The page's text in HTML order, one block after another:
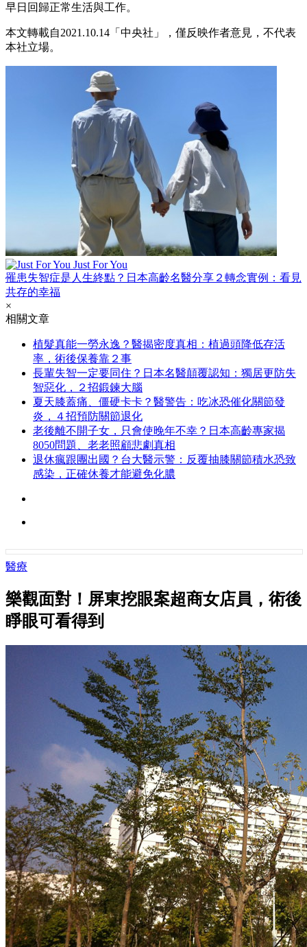
早日回歸正常生活與工作。
本文轉載自2021.10.14「中央社」，僅反映作者意見，不代表
本社立場。
Just For You
罹患失智症是人生終點？日本高齡名醫分享２轉念實例：看見
共存的幸福
×
相關文章
植髮真能一勞永逸？醫揭密度真相：植過頭降低存活
率，術後保養靠２事
長輩失智一定要同住？日本名醫顛覆認知：獨居更防失
智惡化，２招鍛鍊大腦
夏天膝蓋痛、僵硬卡卡？醫警告：吃冰恐催化關節發
炎，４招預防關節退化
老後離不開子女，只會使晚年不幸？日本高齡專家揭
8050問題、老老照顧悲劇真相
退休瘋跟團出國？台大醫示警：反覆抽膝關節積水恐致
感染，正確休養才能避免化膿
醫療
樂觀面對！屏東挖眼案超商女店員，術後
睜眼可看得到